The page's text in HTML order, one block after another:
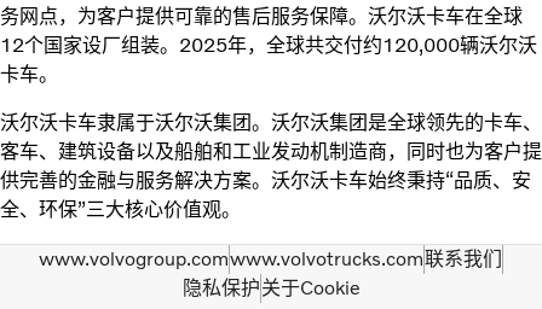
务网点，为客户提供可靠的售后服务保障。沃尔沃卡车在全球
12个国家设厂组装。2025年，全球共交付约120,000辆沃尔沃
卡车。
沃尔沃卡车隶属于沃尔沃集团。沃尔沃集团是全球领先的卡车、
客车、建筑设备以及船舶和工业发动机制造商，同时也为客户提
供完善的金融与服务解决方案。沃尔沃卡车始终秉持“品质、安
全、环保”三大核心价值观。
www.volvogroup.comwww.volvotrucks.com联系我们
隐私保护关于Cookie